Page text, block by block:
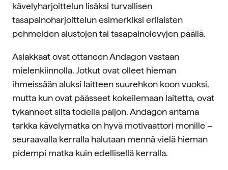
kävelyharjoittelun lisäksi turvallisen
tasapainoharjoittelun esimerkiksi erilaisten
pehmeiden alustojen tai tasapainolevyjen päällä.
Asiakkaat ovat ottaneen Andagon vastaan
mielenkiinnolla. Jotkut ovat olleet hieman
ihmeissään aluksi laitteen suurehkon koon vuoksi,
mutta kun ovat päässeet kokeilemaan laitetta, ovat
tykänneet siitä todella paljon. Andagon antama
tarkka kävelymatka on hyvä motivaattori monille –
seuraavalla kerralla halutaan mennä vielä hieman
pidempi matka kuin edellisellä kerralla.